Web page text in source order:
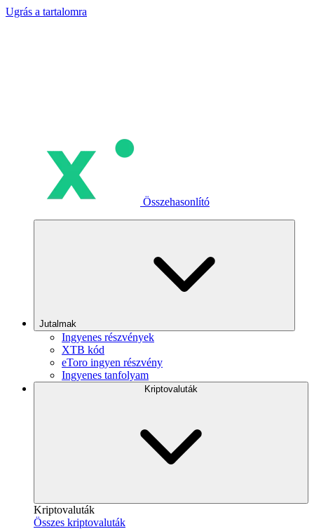
Ugrás a tartalomra
Összehasonlító
Jutalmak
Ingyenes részvények
XTB kód
eToro ingyen részvény
Ingyenes tanfolyam
Kriptovaluták
Összes kriptovaluták